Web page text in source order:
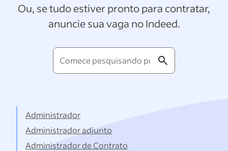
Ou, se tudo estiver pronto para contratar,
anuncie sua vaga no Indeed.
Comece
pesquisando
Administrador
Administrador adjunto
Administrador de Contrato